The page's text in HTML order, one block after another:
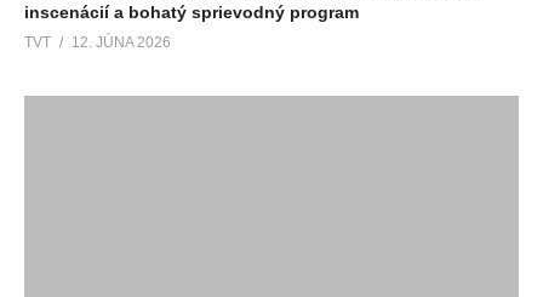
inscenácií a bohatý sprievodný program
TVT 12. JÚNA 2026